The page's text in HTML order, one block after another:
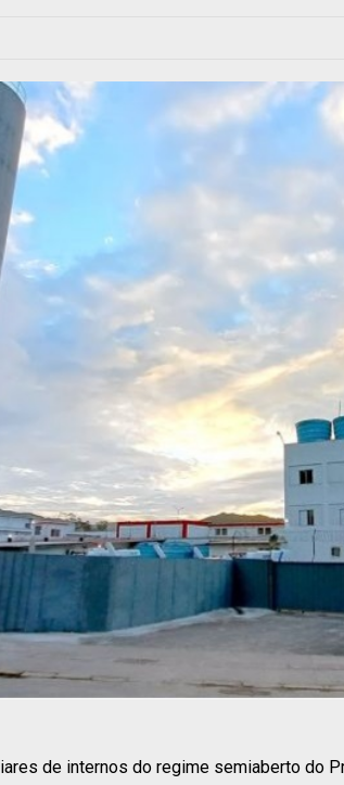
de internos do regime semiaberto do